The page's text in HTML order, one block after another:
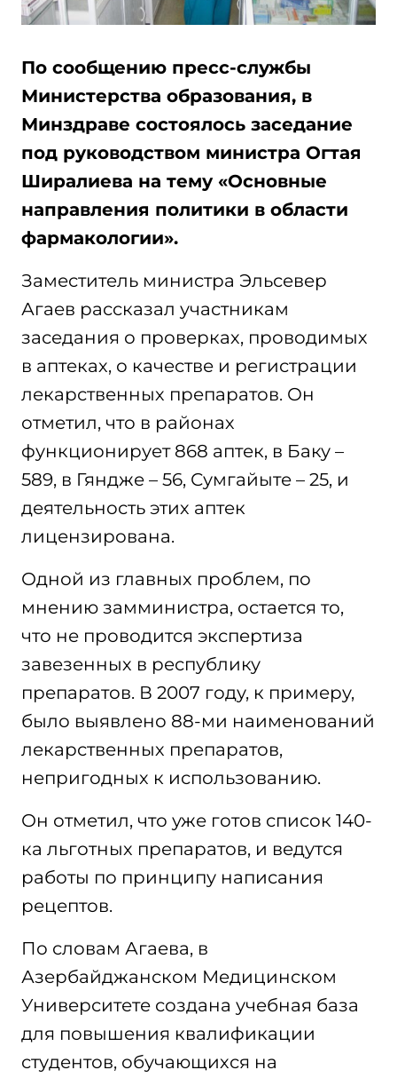
По сообщению пресс-службы
Министерства образования, в
Минздраве состоялось заседание
под руководством министра Огтая
Ширалиева на тему «Основные
направления политики в области
фармакологии».
Заместитель министра Эльсевер
Агаев рассказал участникам
заседания о проверках, проводимых
в аптеках, о качестве и регистрации
лекарственных препаратов. Он
отметил, что в районах
функционирует 868 аптек, в Баку –
589, в Гяндже – 56, Сумгайыте – 25, и
деятельность этих аптек
лицензирована.
Одной из главных проблем, по
мнению замминистра, остается то,
что не проводится экспертиза
завезенных в республику
препаратов. В 2007 году, к примеру,
было выявлено 88-ми наименований
лекарственных препаратов,
непригодных к использованию.
Он отметил, что уже готов список 140-
ка льготных препаратов, и ведутся
работы по принципу написания
рецептов.
По словам Агаева, в
Азербайджанском Медицинском
Университете создана учебная база
для повышения квалификации
студентов, обучающихся на